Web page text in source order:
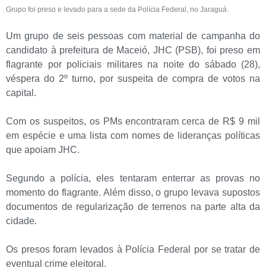
Grupo foi preso e levado para a sede da Polícia Federal, no Jaraguá.
Um grupo de seis pessoas com material de campanha do
candidato à prefeitura de Maceió, JHC (PSB), foi preso em
flagrante por policiais militares na noite do sábado (28),
véspera do 2º turno, por suspeita de compra de votos na
capital.
Com os suspeitos, os PMs encontraram cerca de R$ 9 mil
em espécie e uma lista com nomes de lideranças políticas
que apoiam JHC.
Segundo a polícia, eles tentaram enterrar as provas no
momento do flagrante. Além disso, o grupo levava supostos
documentos de regularização de terrenos na parte alta da
cidade.
Os presos foram levados à Polícia Federal por se tratar de
eventual crime eleitoral.